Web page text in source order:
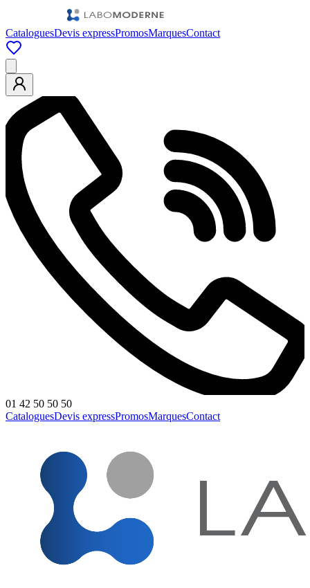
CataloguesDevis expressPromosMarquesContact
01 42 50 50 50
CataloguesDevis expressPromosMarquesContact